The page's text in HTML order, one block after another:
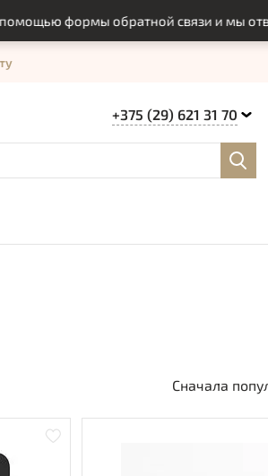
формы обратной связи и мы ответим
+375 (29) 621 31 70
Сначала